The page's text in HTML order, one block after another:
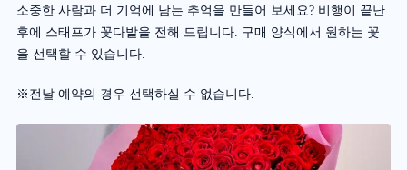
소중한 사람과 더 기억에 남는 추억을 만들어 보세요? 비행이 끝난
후에 스태프가 꽃다발을 전해 드립니다. 구매 양식에서 원하는 꽃
을 선택할 수 있습니다.
※전날 예약의 경우 선택하실 수 없습니다.